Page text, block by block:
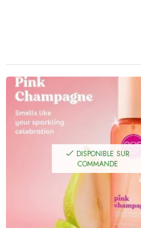
DISPONIBLE SUR
COMMANDE